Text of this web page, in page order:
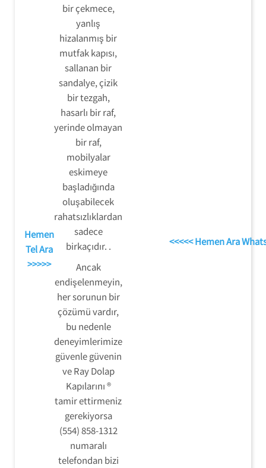
Hemen
Tel Ara
>>>>>
bir çekmece,
yanlış
hizalanmış bir
mutfak kapısı,
sallanan bir
sandalye, çizik
bir tezgah,
hasarlı bir raf,
yerinde olmayan
bir raf,
mobilyalar
eskimeye
başladığında
oluşabilecek
rahatsızlıklardan
sadece
birkaçıdır. .
Ancak
endişelenmeyin,
her sorunun bir
çözümü vardır,
bu nedenle
deneyimlerimize
güvenle güvenin
ve Ray Dolap
Kapılarını ®
tamir ettirmeniz
gerekiyorsa
(554) 858-1312
numaralı
telefondan bizi
<<<<< Hemen Ara